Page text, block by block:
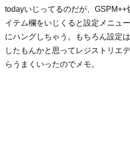
todayいじってるのだが、GSPM++
イテム欄をいじくると設定メニュ
にハングしちゃう。もちろん設定
したもんかと思ってレジストリエ
らうまくいったのでメモ。